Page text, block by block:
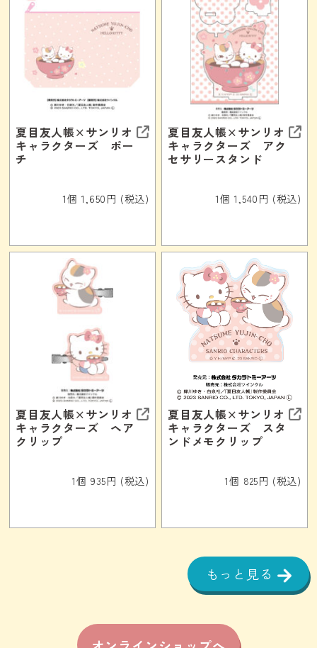
夏目友人帳×サンリオ
キャラクターズ ポー
チ
1個 1,650円 (税込)
夏目友人帳×サンリオ
キャラクターズ アク
セサリースタンド
1個 1,540円 (税込)
夏目友人帳×サンリオ
キャラクターズ ヘア
クリップ
1個 935円 (税込)
夏目友人帳×サンリオ
キャラクターズ スタ
ンドメモクリップ
1個 825円 (税込)
もっと見る